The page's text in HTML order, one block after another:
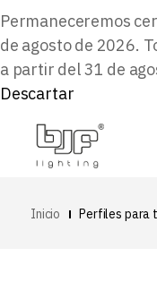
Permaneceremos
de agosto de 2026.
a partir del 31 de
Descartar
Inicio Perfiles para